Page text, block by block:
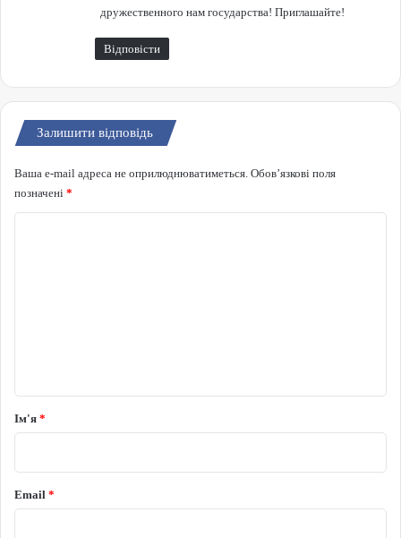
дружественного нам государства! Приглашайте!
Відповісти
Залишити відповідь
Ваша e-mail адреса не оприлюднюватиметься. Обов’язкові поля
позначені *
Ім'я *
Email *